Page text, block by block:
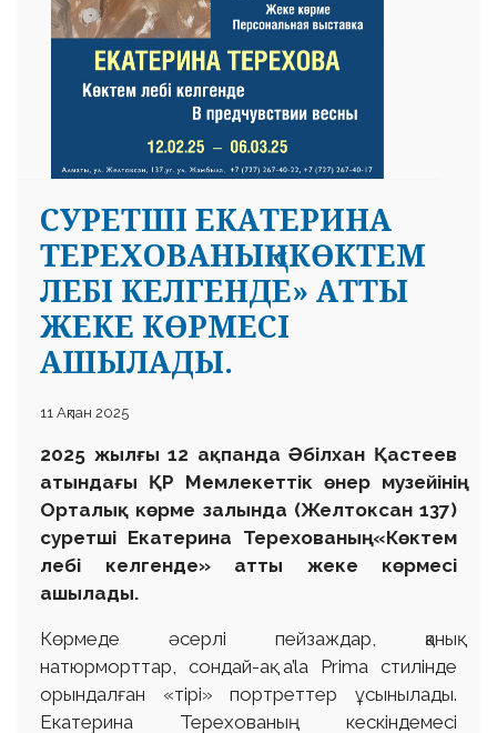
СУРЕТШІ ЕКАТЕРИНА
ТЕРЕХОВАНЫҢ «КӨКТЕМ
ЛЕБІ КЕЛГЕНДЕ» АТТЫ
ЖЕКЕ КӨРМЕСІ
АШЫЛАДЫ.
11 Ақпан 2025
2025 жылғы 12 ақпанда Әбілхан Қастеев
атындағы ҚР Мемлекеттік өнер музейінің
Орталық көрме залында (Желтоксан 137)
суретші Екатерина Терехованың «Көктем
лебі келгенде» атты жеке көрмесі
ашылады.
Көрмеде әсерлі пейзаждар, қанық
натюрморттар, сондай-ақ a’la Prima стилінде
орындалған «тірі» портреттер ұсынылады.
Екатерина Терехованың кескіндемесі